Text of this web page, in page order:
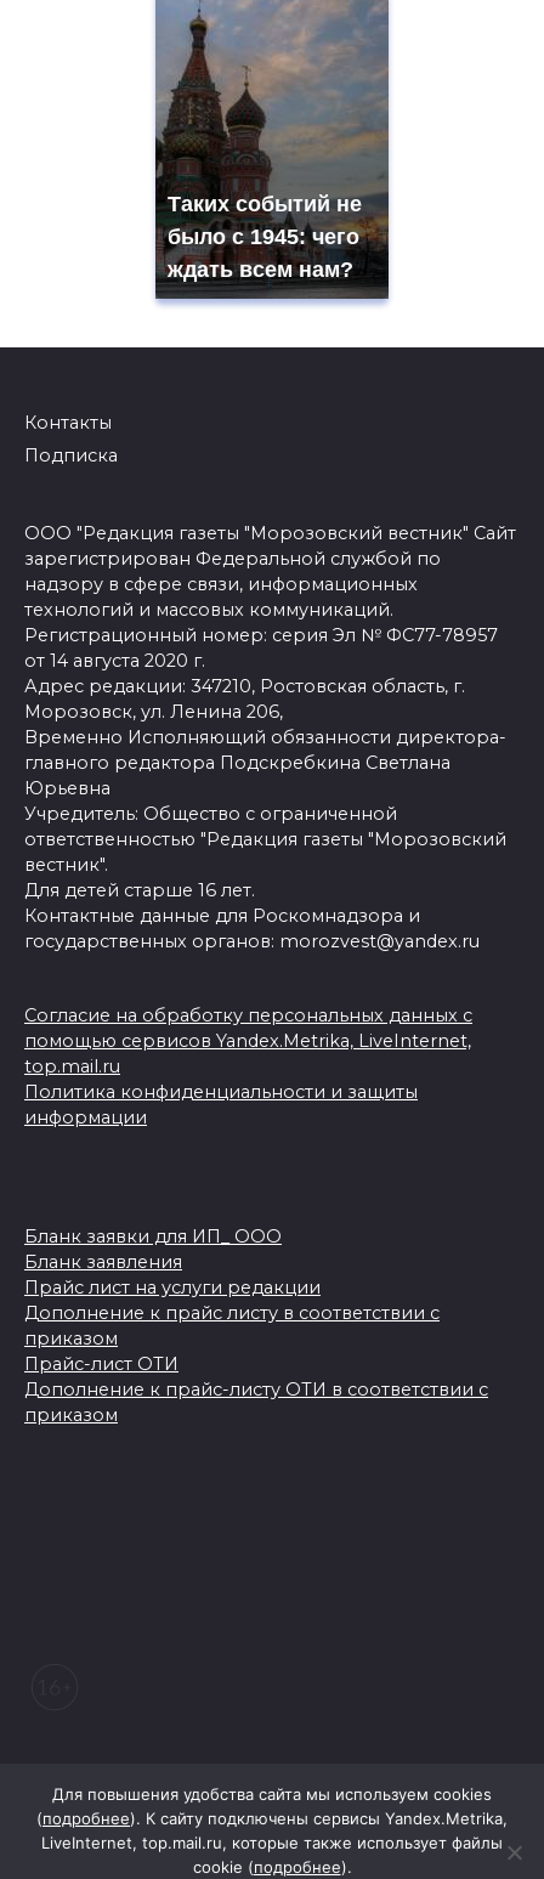
Таких событий не
было с 1945: чего
ждать всем нам?
Контакты
Подписка
ООО "Редакция газеты "Морозовский вестник" Сайт
зарегистрирован Федеральной службой по
надзору в сфере связи, информационных
технологий и массовых коммуникаций.
Регистрационный номер: серия Эл № ФС77-78957
от 14 августа 2020 г.
Адрес редакции: 347210, Ростовская область, г.
Морозовск, ул. Ленина 206,
Временно Исполняющий обязанности директора-
главного редактора Подскребкина Светлана
Юрьевна
Учредитель: Общество с ограниченной
ответственностью "Редакция газеты "Морозовский
вестник".
Для детей старше 16 лет.
Контактные данные для Роскомнадзора и
государственных органов: morozvest@yandex.ru
Согласие на обработку персональных данных с
помощью сервисов Yandex.Metrika, LiveInternet,
top.mail.ru
Политика конфиденциальности и защиты
информации
Бланк заявки для ИП_ ООО
Бланк заявления
Прайс лист на услуги редакции
Дополнение к прайс листу в соответствии с
приказом
Прайс-лист ОТИ
Дополнение к прайс-листу ОТИ в соответствии с
приказом
При поддержке Правительства Ростовской области
Для повышения удобства сайта мы используем cookies
(подробнее). К сайту подключены сервисы Yandex.Metrika,
LiveInternet, top.mail.ru, которые также использует файлы
cookie (подробнее).